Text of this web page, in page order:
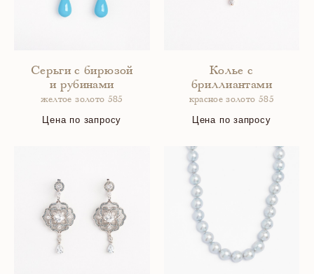
Серьги с бирюзой
и рубинами
желтое золото 585
Цена по запросу
Колье с
бриллиантами
красное золото 585
Цена по запросу